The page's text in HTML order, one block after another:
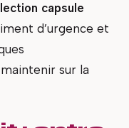
capsule
d’urgence et
sur la